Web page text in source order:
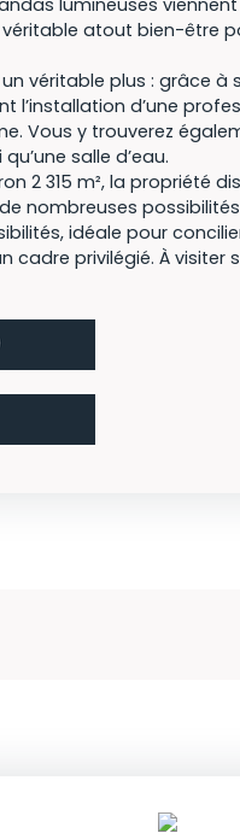
véritable atout bien-être
véritable plus : grâce à
l’installation d’une
Vous y trouverez
salle d’eau.
2 315 m², la propriété
nombreuses
idéale pour
cadre privilégié. À visiter